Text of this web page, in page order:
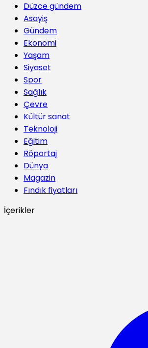
Düzce gündem
Asayiş
Gündem
Ekonomi
Yaşam
Siyaset
Spor
Sağlık
Çevre
Kültür sanat
Teknoloji
Eğitim
Röportaj
Dünya
Magazin
Fındık fiyatları
İçerikler